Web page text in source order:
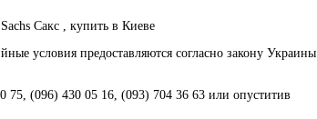
Сакс , купить в Киеве
условия предоставляются согласно закону Украины
75, (096) 430 05 16, (093) 704 36 63 или опуститив